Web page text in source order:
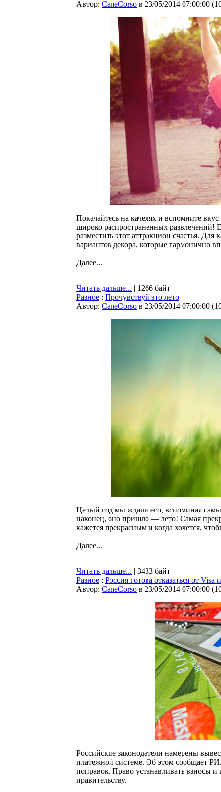
Автор: CaneCorso в 23/05/2014 07:00:00 (
Покачайтесь на качелях и вспомните
широко распространенных развлечений!
разместить этот аттракцион счастья.
вариантов декора, которые гармонично
Далее...
Читать дальше... | 1266 байт
Разное : Прочувствуй это лето
Автор: CaneCorso в 23/05/2014 07:00:00 (
Целый год мы ждали его, вспоминая
наконец, оно пришло — лето! Самая
кажется прекрасным и когда хочется,
Далее...
Читать дальше... | 3433 байт
Разное : Россия готова отказаться от Visa
Автор: CaneCorso в 23/05/2014 07:00:00 (
Российские законодатели намерены
платежной системе. Об этом сообщает
поправок. Право устанавливать взносы
правительству.